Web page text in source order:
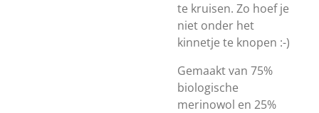
te kruisen. Zo hoef je
niet onder het
kinnetje te knopen :-)
Gemaakt van 75%
biologische
merinowol en 25%